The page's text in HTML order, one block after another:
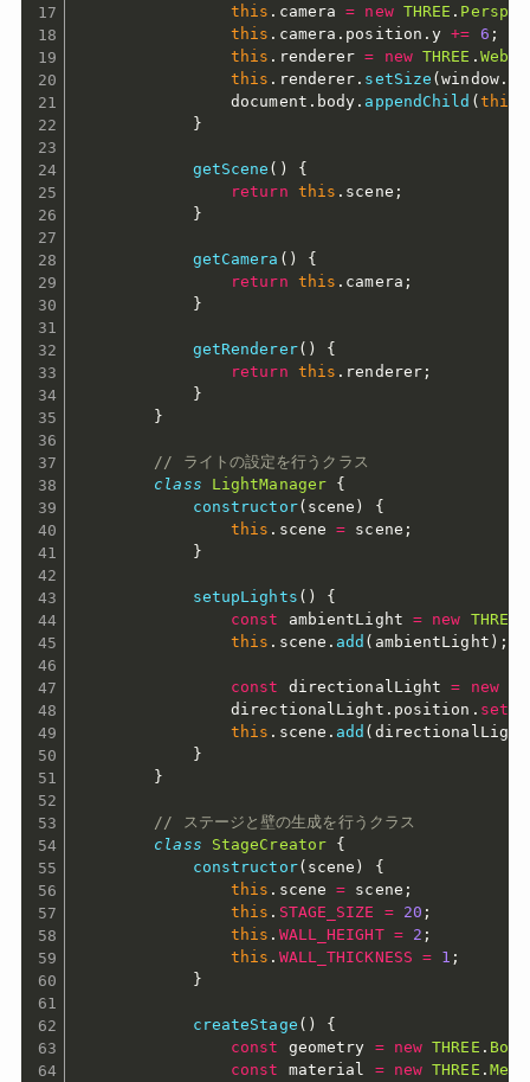
this . camera = new THREE .
this . camera . position .y += 6 ;
this . renderer = new THREE .
this . renderer . setSize (window.
                document
. body . appendChild ( this
}
getScene ( )
{
return this . scene ;
}
getCamera ( )
{
return this . camera ;
}
getRenderer( )
{
return this . renderer ;
}
}
// ライトの設定を行うクラス
class
LightManager {
constructor( scene )
{
this . scene = scene ;
}
setupLights ( )
{
const
ambientLight = new THREE
this . scene . add ( ambientLight ) ;
const directionalLight = new
                directionalLight
. position . set
this . scene . add ( directionalLight
}
}
// ステージと壁の生成を行うクラス
class
StageCreator {
constructor( scene )
{
this . scene = scene ;
this . STAGE_SIZE = 20 ;
this . WALL_HEIGHT = 2 ;
this . WALL_THICKNESS = 1 ;
}
createStage ( )
{
const
geometry = new THREE .
const
material = new THREE .